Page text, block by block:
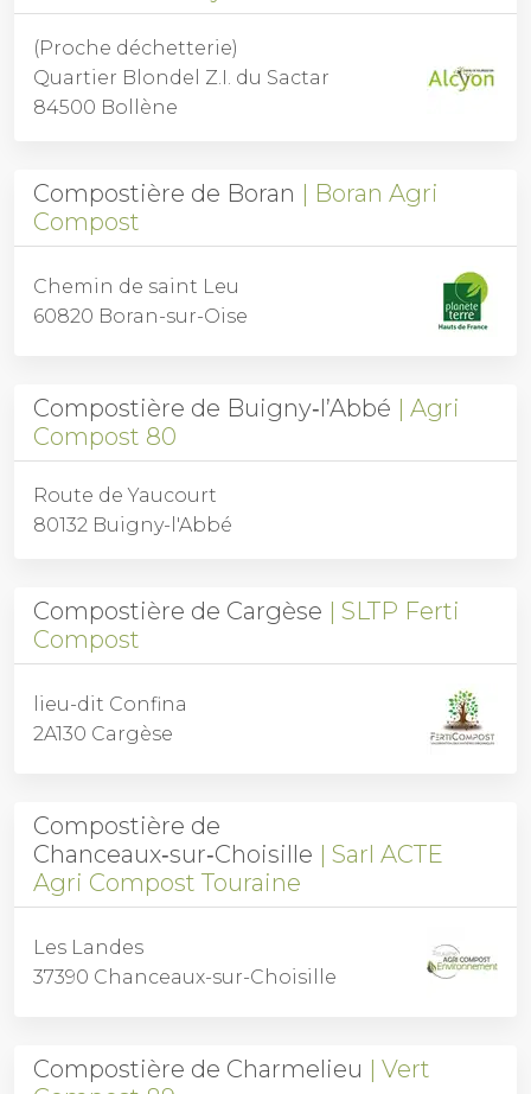
(Proche déchetterie)
Quartier Blondel Z.I. du Sactar
84500 Bollène
Compostière de Boran
Boran Agri
Compost
Chemin de saint Leu
60820 Boran-sur-Oise
Compostière de Buigny‑l’Abbé
Agri
Compost 80
Route de Yaucourt
80132 Buigny-l'Abbé
Compostière de Cargèse
SLTP Ferti
Compost
lieu-dit Confina
2A130 Cargèse
Compostière de
Chanceaux‑sur‑Choisille
Sarl ACTE
Agri Compost Touraine
Les Landes
37390 Chanceaux-sur-Choisille
Compostière de Charmelieu
Vert